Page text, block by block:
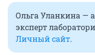
Ольга Уланкина —
эксперт
Личный сайт.